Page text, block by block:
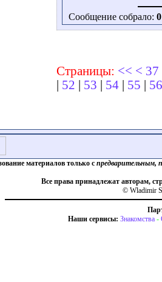
Сообщение собрало: 0
Страницы: << < 37
52 53 54 55 56
материалов только с предварительным,
Все права принадлежат авторам,
© Wladimir
Наши сервисы: Знакомства -